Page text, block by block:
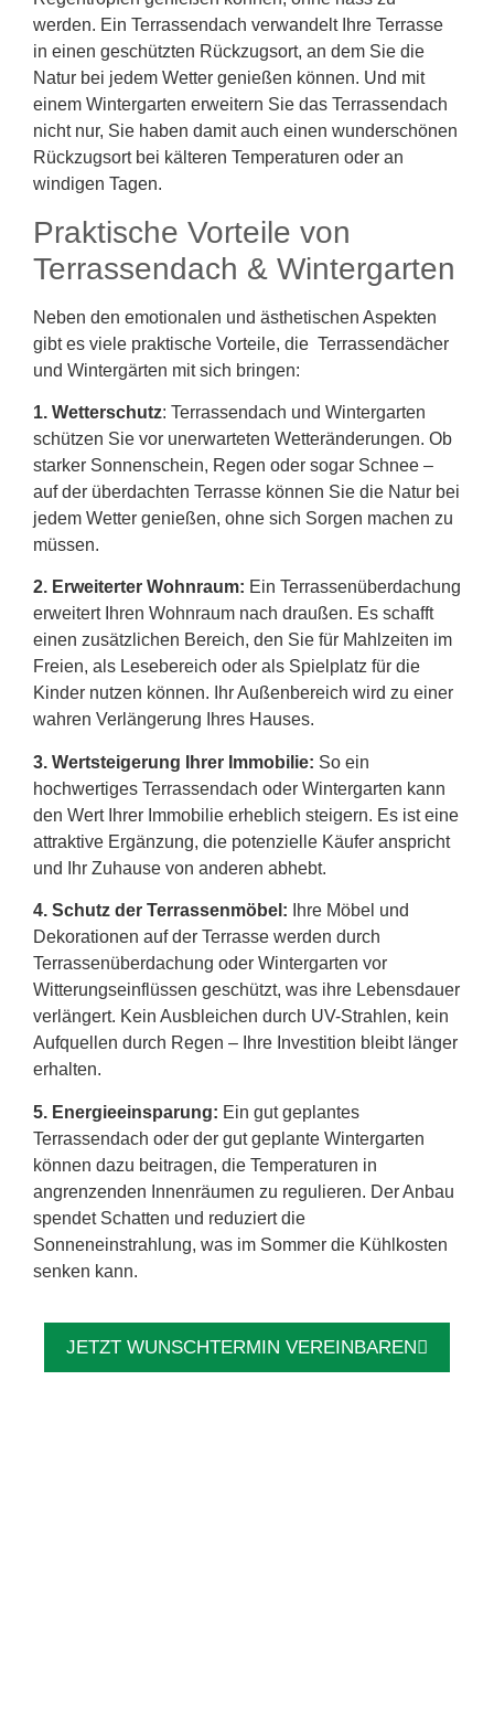
werden. Ein Terrassendach verwandelt Ihre Terrasse
in einen geschützten Rückzugsort, an dem Sie die
Natur bei jedem Wetter genießen können. Und mit
einem Wintergarten erweitern Sie das Terrassendach
nicht nur, Sie haben damit auch einen wunderschönen
Rückzugsort bei kälteren Temperaturen oder an
windigen Tagen.
Praktische Vorteile von
Terrassendach & Wintergarten
Neben den emotionalen und ästhetischen Aspekten
gibt es viele praktische Vorteile, die Terrassendächer
und Wintergärten mit sich bringen:
1. Wetterschutz: Terrassendach und Wintergarten
schützen Sie vor unerwarteten Wetteränderungen. Ob
starker Sonnenschein, Regen oder sogar Schnee –
auf der überdachten Terrasse können Sie die Natur bei
jedem Wetter genießen, ohne sich Sorgen machen zu
müssen.
2. Erweiterter Wohnraum: Ein Terrassenüberdachung
erweitert Ihren Wohnraum nach draußen. Es schafft
einen zusätzlichen Bereich, den Sie für Mahlzeiten im
Freien, als Lesebereich oder als Spielplatz für die
Kinder nutzen können. Ihr Außenbereich wird zu einer
wahren Verlängerung Ihres Hauses.
3. Wertsteigerung Ihrer Immobilie: So ein
hochwertiges Terrassendach oder Wintergarten kann
den Wert Ihrer Immobilie erheblich steigern. Es ist eine
attraktive Ergänzung, die potenzielle Käufer anspricht
und Ihr Zuhause von anderen abhebt.
4. Schutz der Terrassenmöbel: Ihre Möbel und
Dekorationen auf der Terrasse werden durch
Terrassenüberdachung oder Wintergarten vor
Witterungseinflüssen geschützt, was ihre Lebensdauer
verlängert. Kein Ausbleichen durch UV-Strahlen, kein
Aufquellen durch Regen – Ihre Investition bleibt länger
erhalten.
5. Energieeinsparung: Ein gut geplantes
Terrassendach oder der gut geplante Wintergarten
können dazu beitragen, die Temperaturen in
angrenzenden Innenräumen zu regulieren. Der Anbau
spendet Schatten und reduziert die
Sonneneinstrahlung, was im Sommer die Kühlkosten
senken kann.
JETZT WUNSCHTERMIN VEREINBAREN